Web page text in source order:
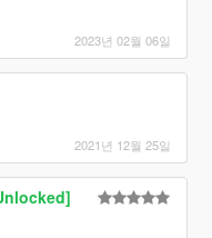
2023년 02월 06일
2021년 12월 25일